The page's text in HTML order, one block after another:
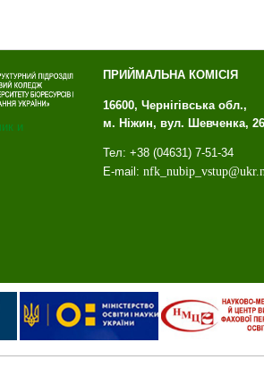
ПРИЙМАЛЬНА КОМІСІЯ
16600, Чернігівська обл.,
м. Ніжин, вул. Шевченка, 26
Тел: +38 (04631) 7-51-34
E-mail: nfk_ nubip_ vstup@ukr.